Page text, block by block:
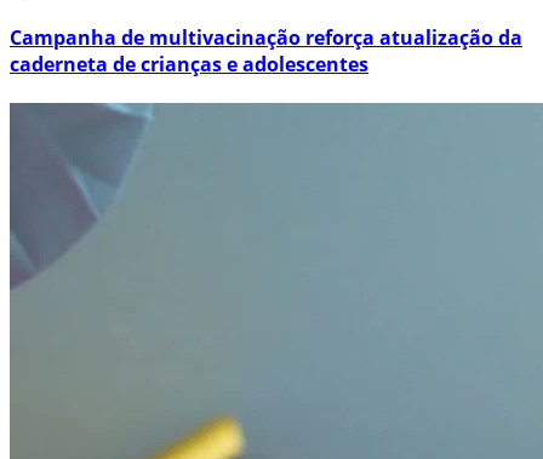
Campanha de multivacinação reforça atualização da
caderneta de crianças e adolescentes